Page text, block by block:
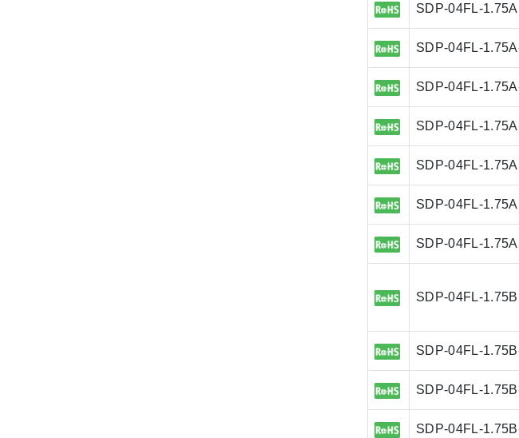
SDP-04FL-1.75A
SDP-04FL-
SDP-04FL-
SDP-04FL-
SDP-04FL-
SDP-04FL-
SDP-04FL-
SDP-04FL-1.75B
SDP-04FL-
SDP-04FL-
SDP-04FL-